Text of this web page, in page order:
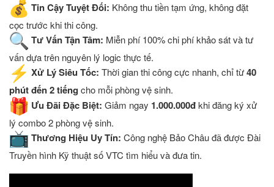
Tin Cậy Tuyệt Đối: Không thu tiền tạm ứng, không đặt
cọc trước khi thi công.
Tư Vấn Tận Tâm: Miễn phí 100% chi phí khảo sát và tư
vấn dựa trên nguyên lý logic thực tế.
Xử Lý Siêu Tốc: Thời gian thi công cực nhanh, chỉ từ40
phút đến 2 tiếng cho mỗi phòng vệ sinh.
Ưu Đãi Đặc Biệt: Giảm ngay 1.000.000đkhi đăng ký xử
lý combo 2 phòng vệ sinh.
Thương Hiệu Uy Tín: Công nghệ Bảo Châu đã được Đài
Truyền hình Kỹ thuật số VTC tìm hiểu và đưa tin.